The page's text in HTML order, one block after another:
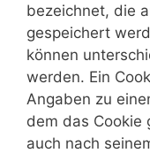
bezeichnet, die
gespeichert
können
werden. Ein
Angaben zu
dem das Cookie
auch nach